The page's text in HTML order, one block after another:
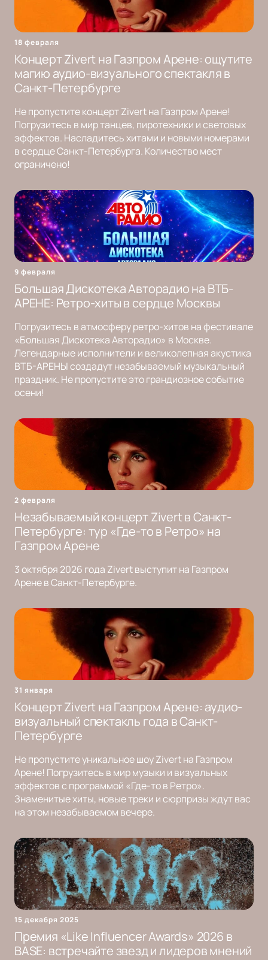
18 февраля
Концерт Zivert на Газпром Арене: ощутите
магию аудио-визуального спектакля в
Санкт-Петербурге
Не пропустите концерт Zivert на Газпром Арене!
Погрузитесь в мир танцев, пиротехники и световых
эффектов. Насладитесь хитами и новыми номерами
в сердце Санкт-Петербурга. Количество мест
ограничено!
9 февраля
Большая Дискотека Авторадио на ВТБ-
АРЕНЕ: Ретро-хиты в сердце Москвы
Погрузитесь в атмосферу ретро-хитов на фестивале
«Большая Дискотека Авторадио» в Москве.
Легендарные исполнители и великолепная акустика
ВТБ-АРЕНЫ создадут незабываемый музыкальный
праздник. Не пропустите это грандиозное событие
осени!
2 февраля
Незабываемый концерт Zivert в Санкт-
Петербурге: тур «Где-то в Ретро» на
Газпром Арене
3 октября 2026 года Zivert выступит на Газпром
Арене в Санкт-Петербурге.
31 января
Концерт Zivert на Газпром Арене: аудио-
визуальный спектакль года в Санкт-
Петербурге
Не пропустите уникальное шоу Zivert на Газпром
Арене! Погрузитесь в мир музыки и визуальных
эффектов с программой «Где-то в Ретро».
Знаменитые хиты, новые треки и сюрпризы ждут вас
на этом незабываемом вечере.
15 декабря 2025
Премия «Like Influencer Awards» 2026 в
BASE: встречайте звезд и лидеров мнений